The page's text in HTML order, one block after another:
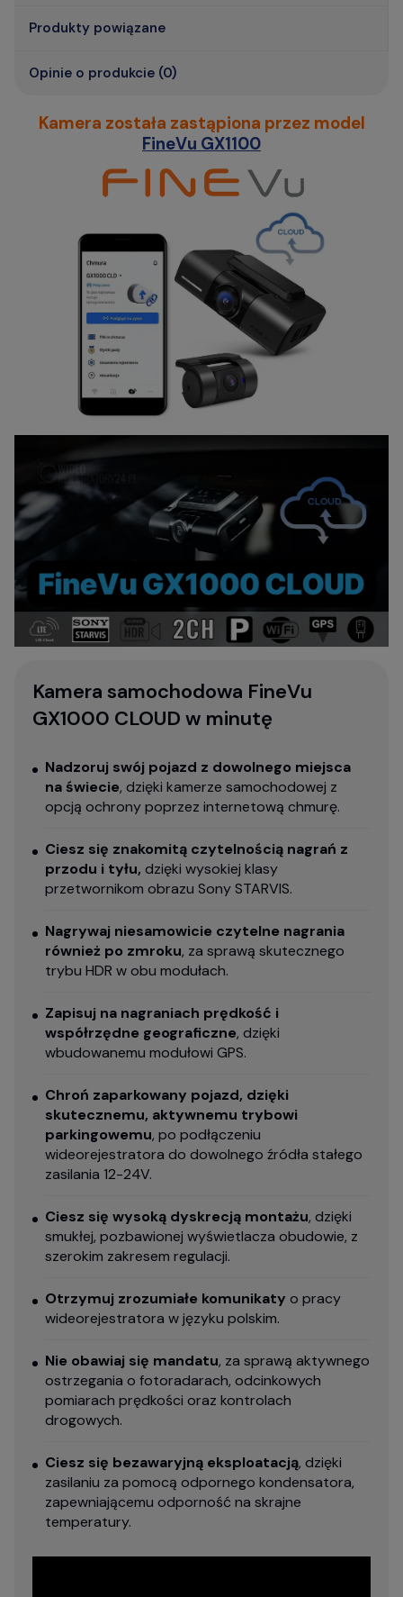
Produkty powiązane
Opinie o produkcie (0)
Kamera została zastąpiona przez model
FineVu GX1100
Kamera samochodowa FineVu
GX1000 CLOUD w minutę
Nadzoruj swój pojazd z dowolnego miejsca
na świecie, dzięki kamerze samochodowej z
opcją ochrony poprzez internetową chmurę.
Ciesz się znakomitą czytelnością nagrań z
przodu i tyłu, dzięki wysokiej klasy
przetwornikom obrazu Sony STARVIS.
Nagrywaj niesamowicie czytelne nagrania
również po zmroku, za sprawą skutecznego
trybu HDR w obu modułach.
Zapisuj na nagraniach prędkość i
współrzędne geograficzne, dzięki
wbudowanemu modułowi GPS.
Chroń zaparkowany pojazd, dzięki
skutecznemu, aktywnemu trybowi
parkingowemu, po podłączeniu
wideorejestratora do dowolnego źródła stałego
zasilania 12-24V.
Ciesz się wysoką dyskrecją montażu, dzięki
smukłej, pozbawionej wyświetlacza obudowie, z
szerokim zakresem regulacji.
Otrzymuj zrozumiałe komunikaty o pracy
wideorejestratora w języku polskim.
Nie obawiaj się mandatu, za sprawą aktywnego
ostrzegania o fotoradarach, odcinkowych
pomiarach prędkości oraz kontrolach
drogowych.
Ciesz się bezawaryjną eksploatacją, dzięki
zasilaniu za pomocą odpornego kondensatora,
zapewniającemu odporność na skrajne
temperatury.